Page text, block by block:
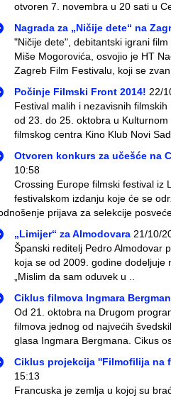
otvoren 7. novembra u 20 sati u
Nagrada za „Ničije dete“ na
"Ničije dete", debitantski igrani
Miše Mogorovića, osvojio je HT
Zagreb Film Festivalu, koji se
Počinje Filmski Front 2014! 22/
Festival malih i nezavisnih
od 23. do 25. oktobra u
filmskog centra Kino Klub Novi
Otvoren konkurs za učešće na
10:58
Crossing Europe filmski festival iz
festivalskom izdanju koje će se
prijava za selekcije
„Limijer“ za Almodovara 21/10/
Španski reditelj Pedro Almodovar
koja se od 2009. godine dodeljuje
„Mislim da sam oduvek u ..
Ciklus filmova Ingmara
Od 21. oktobra na Drugom
filmova jednog od najvećih
glasa Ingmara Bergmana. Cikus
Ciklus projekcija ''Filmofilija na
15:13
Francuska je zemlja u kojoj su